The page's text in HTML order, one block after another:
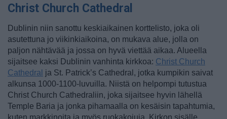
Christ Church Cathedral
Dublinin niin sanottu keskiaikainen korttelisto, joka oli
asutettuna jo viikinkiaikoina, on mukava alue, jolla on
paljon nähtävää ja jossa on hyvä viettää aikaa. Alueella
sijaitsee kaksi Dublinin vanhinta kirkkoa: Christ Church
Cathedral ja St. Patrick’s Cathedral, jotka kumpikin saivat
alkunsa 1000-1100-luvuilla. Niistä on helpompi tutustua
Christ Church Cathedraliin, joka sijaitsee hyvin lähellä
Temple Baria ja jonka pihamaalla on kesäisin tapahtumia,
kuten markkinoita ja myös ruokakojuja. Kirkon sisälle